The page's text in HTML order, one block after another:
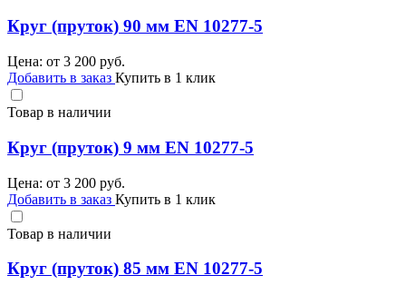
Круг (пруток) 90 мм EN 10277-5
Цена: от 3 200 руб.
Добавить в заказ Купить в 1 клик
Товар в наличии
Круг (пруток) 9 мм EN 10277-5
Цена: от 3 200 руб.
Добавить в заказ Купить в 1 клик
Товар в наличии
Круг (пруток) 85 мм EN 10277-5